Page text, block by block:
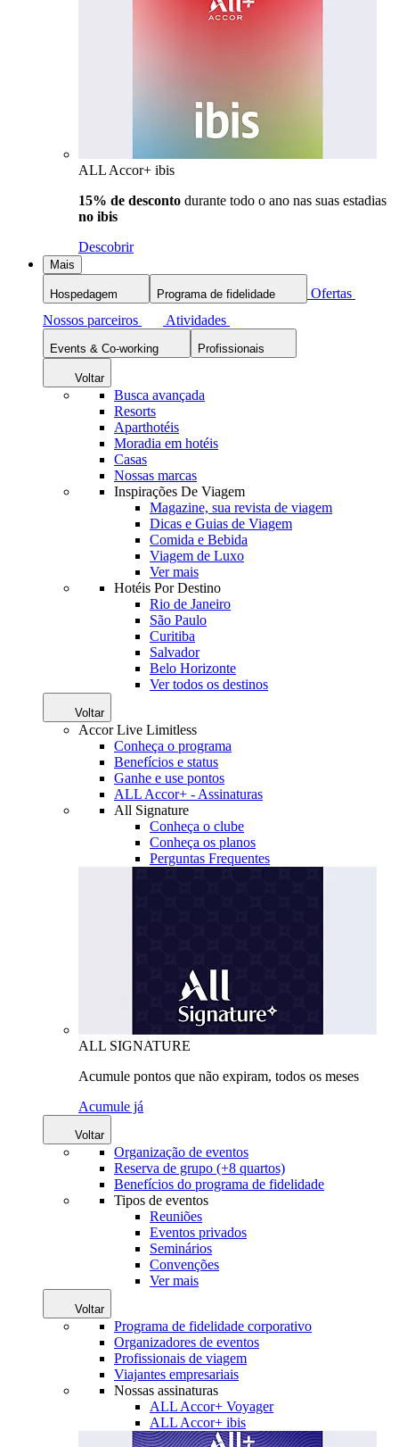
ALL Accor+ ibis
15% de desconto durante todo o ano nas suas estadias
no ibis
Descobrir
Mais
Hospedagem Programa de fidelidade
Ofertas
Nossos parceiros
Atividades
Events & Co-working Profissionais
Voltar
Busca avançada
Resorts
Aparthotéis
Moradia em hotéis
Casas
Nossas marcas
Inspirações De Viagem
Magazine, sua revista de viagem
Dicas e Guias de Viagem
Comida e Bebida
Viagem de Luxo
Ver mais
Hotéis Por Destino
Rio de Janeiro
São Paulo
Curitiba
Salvador
Belo Horizonte
Ver todos os destinos
Voltar
Accor Live Limitless
Conheça o programa
Benefícios e status
Ganhe e use pontos
ALL Accor+ - Assinaturas
All Signature
Conheça o clube
Conheça os planos
Perguntas Frequentes
ALL SIGNATURE
Acumule pontos que não expiram, todos os meses
Acumule já
Voltar
Organização de eventos
Reserva de grupo (+8 quartos)
Benefícios do programa de fidelidade
Tipos de eventos
Reuniões
Eventos privados
Seminários
Convenções
Ver mais
Voltar
Programa de fidelidade corporativo
Organizadores de eventos
Profissionais de viagem
Viajantes empresariais
Nossas assinaturas
ALL Accor+ Voyager
ALL Accor+ ibis